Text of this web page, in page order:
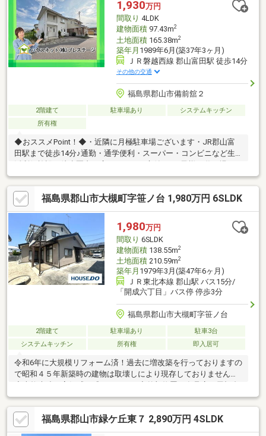
堤下』へも 行きやすい立地♪・薫小まで徒歩10分・第三中学校ま
で徒歩3分！通学安心 周辺幼稚園や塾も充実
1,930万円
間取り 4LDK
建物面積97.43m2
土地面積165.38m2
築年月 1989年6月(築37年3ヶ月)
ＪＲ磐越西線 郡山富田駅 徒歩14分
その他の交通
福島県郡山市備前舘２
2階建て 駐車場あり
システムキッチン
所有権
◆おススメPoint！◆・近隣に月極駐車場ございます・JR郡山富
田駅まで徒歩14分♪通勤・通学便利・スーパー・コンビニなど生
◎・ファミリーに嬉しい4LDKのゆとりある間取り・小・中学校が
近く子育て世帯にもおすすめ・暮らしやすさと利便性を兼ね備え
た住環境◆周辺環境◆・富田東小学校 徒歩約12分・富田中学
校 徒歩約8分◆弊社の強み◆・経験豊富な弊社スタッフがご購
入のサポートを致します！・LINEで問い合わせ→＠ｐｒｅｓｔｉ
ｇｅ－ｈｎｅｔでＩＤ検索
福島県郡山市大槻町字笹ノ台 1,980万円 6SLDK
1,980万円
間取り 6SLDK
建物面積138.55m2
土地面積210.59m2
築年月 1979年3月(築47年6ヶ月)
ＪＲ東北本線 郡山駅 バス15分/
「開成六丁目」バス停 停歩3分
福島県郡山市大槻町字笹ノ台
2階建て 駐車場あり
駐車3台
システムキッチン
所有権 即入居可
令和6年に大規模リフォーム済！過去に増改築を行っておりますの
で昭和４５年新築時の建物は取壊しにより現存しておりません！
収納！！ すっきり片付くお家です♪◇人気の開成小・郡山一中
エリア 子育て世代にも◎◇バス停も近く交通利便性◎◇静御前
通り・49号線へのアクセス良好駐車スペース3台！お客様のお家
探しをハウスドゥ菜根店が全力サポート致します！ぜひお問い合
福島県郡山市緑ケ丘東７ 2,890万円 4SLDK